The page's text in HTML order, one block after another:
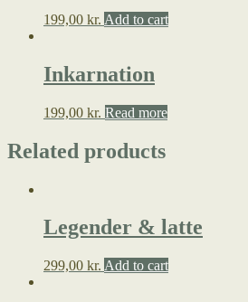
199,00 kr. Add to cart
Inkarnation
199,00 kr. Read more
Related products
Legender & latte
299,00 kr. Add to cart